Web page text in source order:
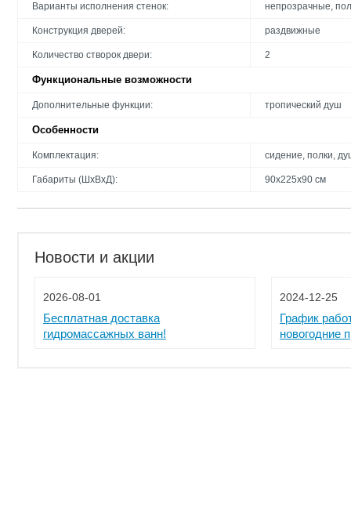
Варианты исполнения стенок: непрозрачные,
Конструкция дверей: раздвижные
Количество створок двери: 2
Функциональные возможности
Дополнительные функции: тропический душ
Особенности
Комплектация: сидение, полки,
Габариты (ШхВхД): 90x225x90 см
Новости и акции
2026-08-01
Бесплатная доставка
гидромассажных ванн!
2024-12-25
График
новогодние